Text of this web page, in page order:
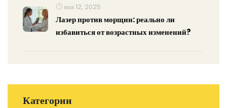
мая 12, 2025
Лазер против морщин: реально ли
избавиться от возрастных изменений?
Категории